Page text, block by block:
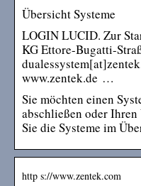
Übersicht Systeme
LOGIN LUCID. Zur
KG Ettore-Bugatti-
www.zentek.de …
Sie möchten einen
abschließen oder
Sie die Systeme im
http s://www.zentek.com